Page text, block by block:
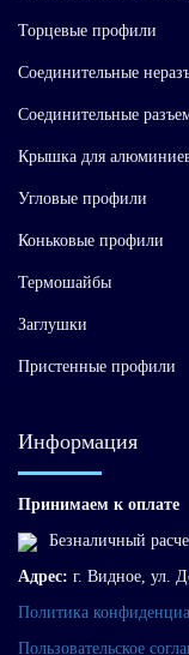
Торцевые профили
Соединительные
Соединительные
Крышка для
Угловые профили
Коньковые профили
Термошайбы
Заглушки
Пристенные профили
Информация
Принимаем к оплате
Безналичный
Адрес: г. Видное, ул.
Политика
Пользовательское